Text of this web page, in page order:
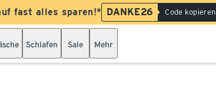
fast alles sparen!* DANKE26 Code kopieren
Schlafen Sale Mehr